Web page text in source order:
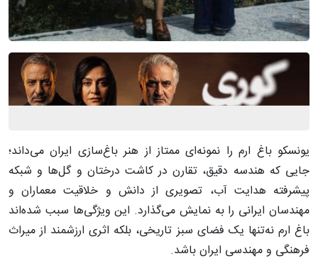
یونسکو باغ ارم را نمونه‌ای ممتاز از هنر باغ‌سازی ایران می‌داند؛
جایی که هندسه دقیق، تقارن در کاشت درختان و گل‌ها و شبکه
پیشرفته هدایت آب، تصویری از دانش و خلاقیت معماران و
مهندسان ایرانی را به نمایش می‌گذارد. این ویژگی‌ها سبب شده‌اند
باغ ارم نه‌تنها یک فضای سبز تاریخی، بلکه اثری ارزشمند از میراث
فرهنگی و مهندسی ایران باشد.